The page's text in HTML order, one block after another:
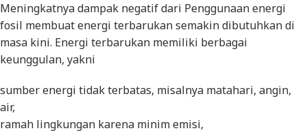
Meningkatnya dampak negatif dari Penggunaan energi
fosil membuat energi terbarukan semakin dibutuhkan di
masa kini. Energi terbarukan memiliki berbagai
keunggulan, yakni
sumber energi tidak terbatas, misalnya matahari, angin,
air,
ramah lingkungan karena minim emisi,